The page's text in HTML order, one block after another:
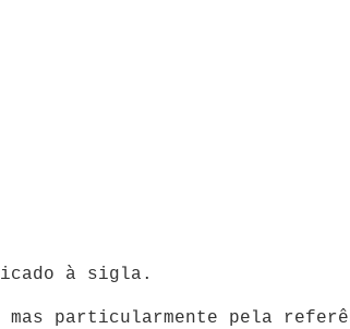
à sigla.
particularmente pela